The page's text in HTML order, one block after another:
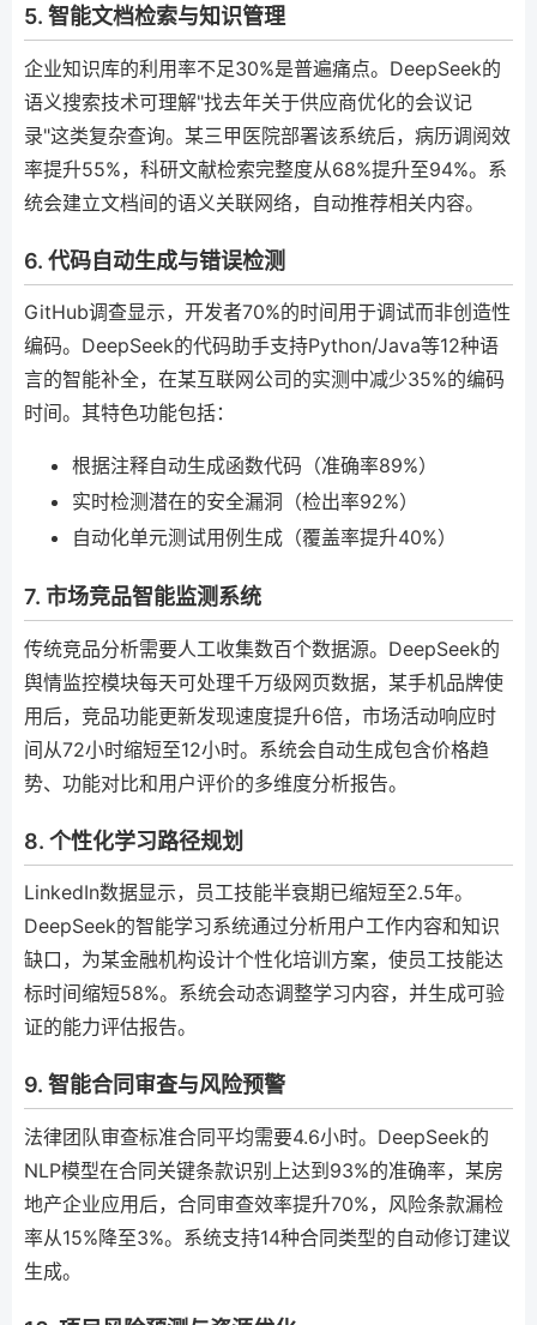
5. 智能文档检索与知识管理
企业知识库的利用率不足30%是普遍痛点。DeepSeek的
语义搜索技术可理解"找去年关于供应商优化的会议记
录"这类复杂查询。某三甲医院部署该系统后，病历调阅效
率提升55%，科研文献检索完整度从68%提升至94%。系
统会建立文档间的语义关联网络，自动推荐相关内容。
6. 代码自动生成与错误检测
GitHub调查显示，开发者70%的时间用于调试而非创造性
编码。DeepSeek的代码助手支持Python/Java等12种语
言的智能补全，在某互联网公司的实测中减少35%的编码
时间。其特色功能包括：
根据注释自动生成函数代码（准确率89%）
实时检测潜在的安全漏洞（检出率92%）
自动化单元测试用例生成（覆盖率提升40%）
7. 市场竞品智能监测系统
传统竞品分析需要人工收集数百个数据源。DeepSeek的
舆情监控模块每天可处理千万级网页数据，某手机品牌使
用后，竞品功能更新发现速度提升6倍，市场活动响应时
间从72小时缩短至12小时。系统会自动生成包含价格趋
势、功能对比和用户评价的多维度分析报告。
8. 个性化学习路径规划
LinkedIn数据显示，员工技能半衰期已缩短至2.5年。
DeepSeek的智能学习系统通过分析用户工作内容和知识
缺口，为某金融机构设计个性化培训方案，使员工技能达
标时间缩短58%。系统会动态调整学习内容，并生成可验
证的能力评估报告。
9. 智能合同审查与风险预警
法律团队审查标准合同平均需要4.6小时。DeepSeek的
NLP模型在合同关键条款识别上达到93%的准确率，某房
地产企业应用后，合同审查效率提升70%，风险条款漏检
率从15%降至3%。系统支持14种合同类型的自动修订建议
生成。